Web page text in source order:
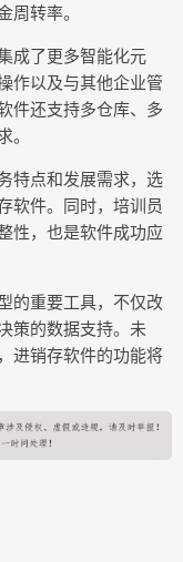
周转率。
成了更多智能化元
作以及与其他企业管
件还支持多仓库、多
。
特点和发展需求，选
软件。同时，培训员
性，也是软件成功应
的重要工具，不仅改
策的数据支持。未
进销存软件的功能将